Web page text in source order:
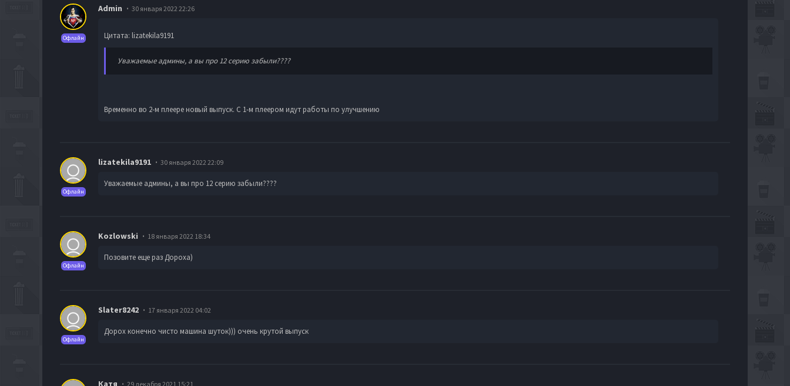
Офлайн
Admin 30 января 2022 22:26
Цитата: lizatekila9191
Уважаемые админы, а вы про 12 серию забыли????
Временно во 2-м плеере новый выпуск. С 1-м плеером идут работы по улучшению
Офлайн
lizatekila9191 30 января 2022 22:09
Уважаемые админы, а вы про 12 серию забыли????
Офлайн
Kozlowski 18 января 2022 18:34
Позовите еще раз Дороха)
Офлайн
Slater8242 17 января 2022 04:02
Дорох конечно чисто машина шуток))) очень крутой выпуск
Катя 29 декабря 2021 15:21